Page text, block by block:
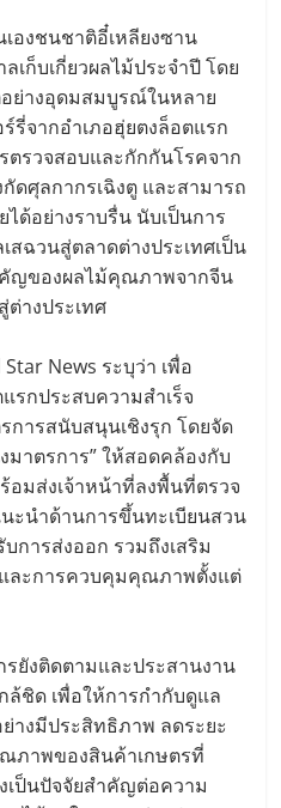
องชนชาติอี๋เหลียงซาน
ก็บเกี่ยวผลไม้ประจำปี โดย
ย่างอุดมสมบูรณ์ในหลาย
รี่จากอำเภอฮุ่ยตงล็อตแรก
รวจสอบและกักกันโรคจาก
ดศุลกากรเฉิงตู และสามารถ
ด้อย่างราบรื่น นับเป็นการ
ฉวนสู่ตลาดต่างประเทศเป็น
ญของผลไม้คุณภาพจากจีน
างประเทศ
News ระบุว่า เพื่อ
รกประสบความสำเร็จ
การสนับสนุนเชิงรุก โดยจัด
าตรการ” ให้สอดคล้องกับ
มส่งเจ้าหน้าที่ลงพื้นที่ตรวจ
ะนำด้านการขึ้นทะเบียนสวน
การส่งออก รวมถึงเสริม
และการควบคุมคุณภาพตั้งแต่
ยังติดตามและประสานงาน
ชิด เพื่อให้การกำกับดูแล
างมีประสิทธิภาพ ลดระยะ
ภาพของสินค้าเกษตรที่
เป็นปัจจัยสำคัญต่อความ